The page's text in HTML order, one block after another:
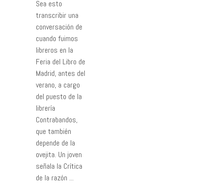
Sea esto
transcribir una
conversación de
cuando fuimos
libreros en la
Feria del Libro de
Madrid, antes del
verano, a cargo
del puesto de la
librería
Contrabandos,
que también
depende de la
ovejita. Un joven
señala la Crítica
de la razón